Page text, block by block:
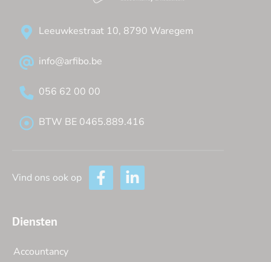
Leeuwkestraat 10, 8790 Waregem
info@arfibo.be
056 62 00 00
BTW BE 0465.889.416
Vind ons ook op
Diensten
Accountancy